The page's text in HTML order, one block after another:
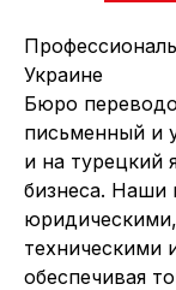
Украине
Бюро
письменный и
и на турецкий
бизнеса. Наши
техническими
обеспечивая